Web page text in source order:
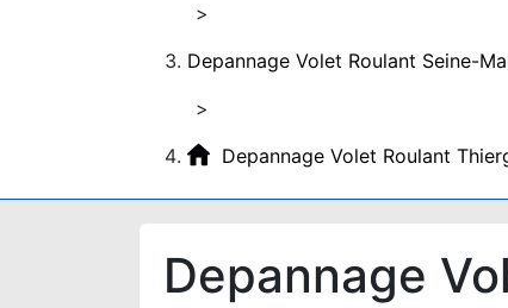
>
Depannage Volet Roulant Seine-
>
Depannage Volet Roulant
Depannage